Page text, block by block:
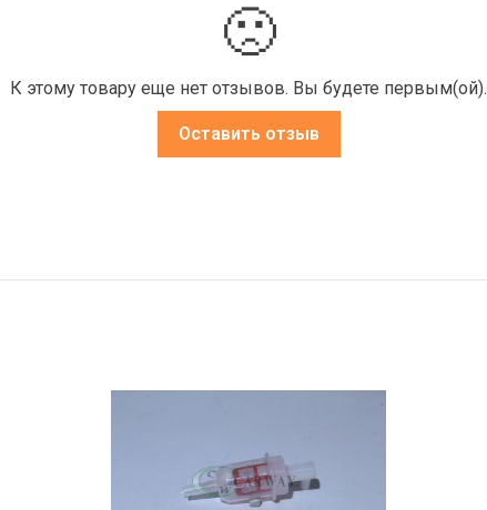
🙁
К этому товару еще нет отзывов. Вы будете первым(ой).
Оставить отзыв